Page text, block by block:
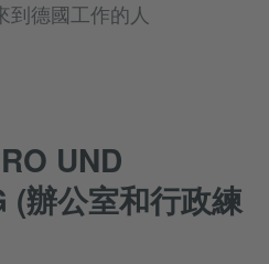
到德國工作的人
UND
(辦公室和行政練